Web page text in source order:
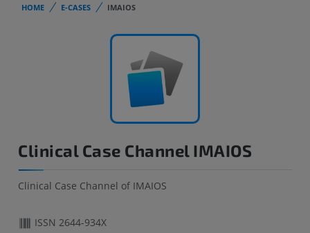
HOME E-CASES IMAIOS
Clinical Case Channel IMAIOS
Clinical Case Channel of IMAIOS
ISSN 2644-934X